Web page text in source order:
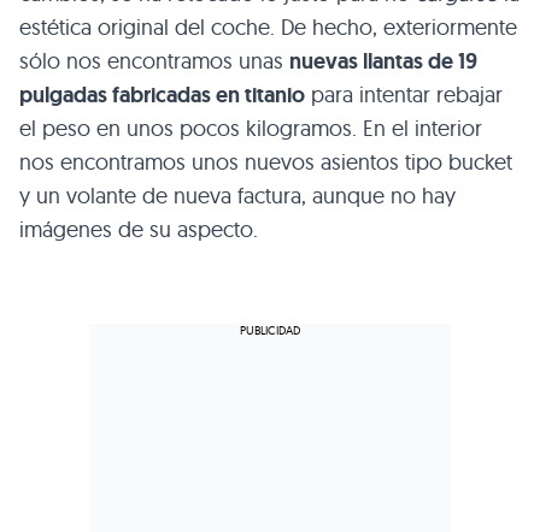
estética original del coche. De hecho, exteriormente
sólo nos encontramos unas nuevas llantas de 19
pulgadas fabricadas en titanio para intentar rebajar
el peso en unos pocos kilogramos. En el interior
nos encontramos unos nuevos asientos tipo bucket
y un volante de nueva factura, aunque no hay
imágenes de su aspecto.